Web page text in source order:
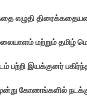
எழுதி
மற்றும் தமிழ்
பற்றி இயக்குனர்
கோணங்களில்